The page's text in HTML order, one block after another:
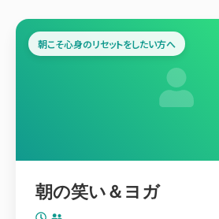
朝こそ心身のリセットをしたい方へ
朝の笑い＆ヨガ